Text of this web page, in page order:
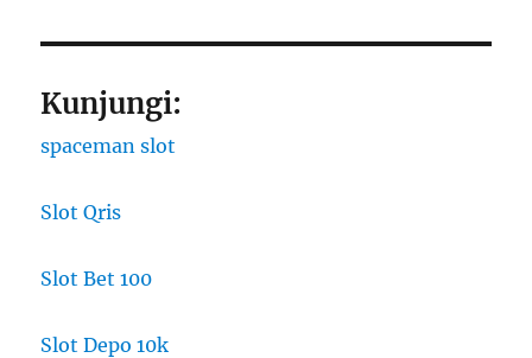
Kunjungi:
spaceman slot
Slot Qris
Slot Bet 100
Slot Depo 10k